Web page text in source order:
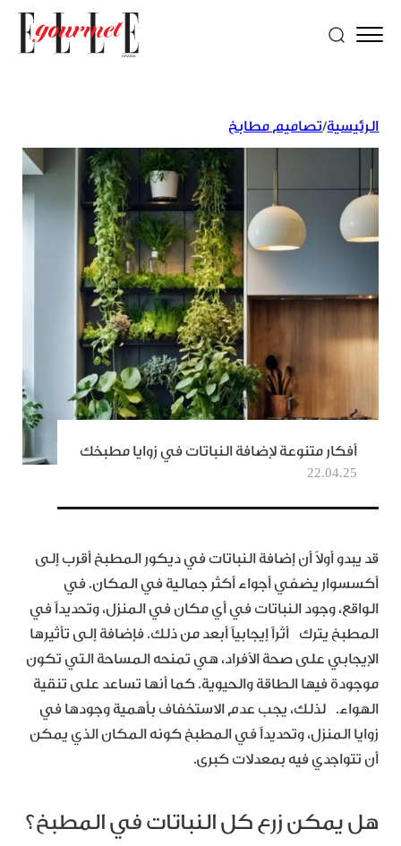
الرئيسية/تصاميم مطابخ
أفكار متنوعة لإضافة النباتات في زوايا مطبخك
22.04.25
قد يبدو أولاً أن إضافة النباتات في ديكور المطبخ أقرب إلى
أكسسوار يضفي أجواء أكثر جمالية في المكان. في
الواقع، وجود النباتات في أي مكان في المنزل، وتحديداً في
المطبخ يترك أثراً إيجابياً أبعد من ذلك. فإضافة إلى تأثيرها
الإيجابي على صحة الأفراد، هي تمنحه المساحة التي تكون
موجودة فيها الطاقة والحيوية. كما أنها تساعد على تنقية
الهواء. لذلك، يجب عدم الاستخفاف بأهمية وجودها في
زوايا المنزل، وتحديداً في المطبخ كونه المكان الذي يمكن
أن تتواجدي فيه بمعدلات كبرى.
هل يمكن زرع كل النباتات في المطبخ؟